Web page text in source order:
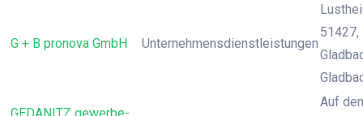
G + B pronova GmbH Unternehmensdienstleistungen
51427,
Auf